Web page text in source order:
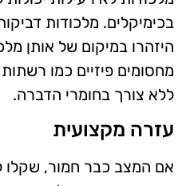
בכימיקלים. מלכודות
היזהרו במיקום של אותן
מחסומים פיזיים כמו
ללא צורך בחומרי הדברה.
עזרה מקצועית
אם המצב כבר חמור, שקלו